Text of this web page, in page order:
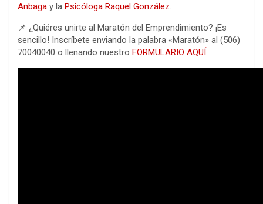
Anbaga y la Psicóloga Raquel González.
📌 ¿Quiéres unirte al Maratón del Emprendimiento? ¡Es
sencillo! Inscríbete enviando la palabra «Maratón» al (506)
70040040 o llenando nuestro FORMULARIO AQUÍ